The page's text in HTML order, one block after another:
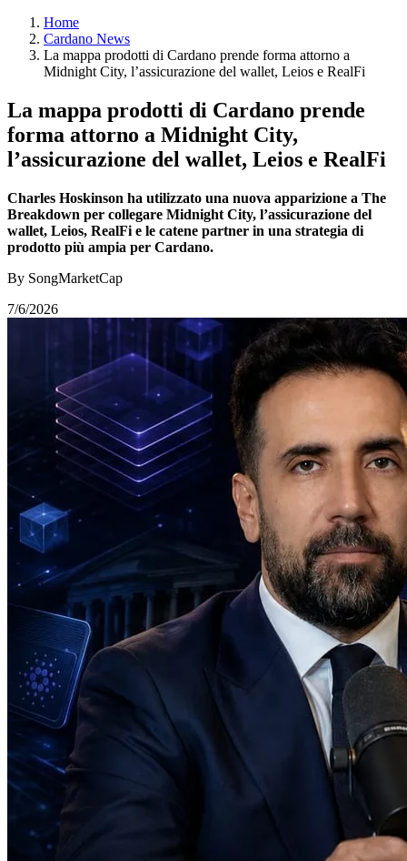
Home
Cardano News
La mappa prodotti di Cardano prende forma attorno a
Midnight City, l’assicurazione del wallet, Leios e RealFi
La mappa prodotti di Cardano prende
forma attorno a Midnight City,
l’assicurazione del wallet, Leios e RealFi
Charles Hoskinson ha utilizzato una nuova apparizione a The
Breakdown per collegare Midnight City, l’assicurazione del
wallet, Leios, RealFi e le catene partner in una strategia di
prodotto più ampia per Cardano.
By SongMarketCap
7/6/2026